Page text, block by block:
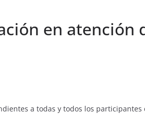
en atención
a todas y todos los participantes